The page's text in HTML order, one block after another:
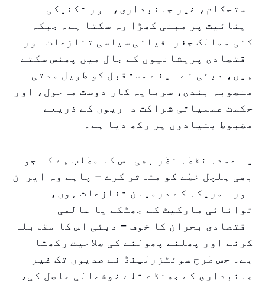
استحکام، غیر جانبداری، اور تکنیکی
اپنائیت پر مبنی کھڑا رہ سکتا ہے۔ جبکہ
کئی ممالک جغرافیائی سیاسی تنازعات اور
اقتصادی پریشانیوں کے جال میں پھنس سکتے
ہیں، دبئی نے اپنے مستقبل کو طویل مدتی
منصوبہ بندی، سرمایہ کار دوست ماحول، اور
حکمت عملیاتی شراکت داریوں کے ذریعے
مضبوط بنيادوں پر رکھ دیا ہے۔
یہ عمدہ نقطہ نظر بھی اس کا مطلب ہے کہ جو
بھی ہلچل خطے کو متاثر کرے – چاہے وہ ایران
اور امریکہ کے درمیان تنازعات ہوں،
توانائی مارکیٹ کے جھٹکے یا عالمی
اقتصادی بحران کا خوف – دبئی اس کا مقابلہ
کرنے اور پھلنے پھولنے کی صلاحیت رکھتا
ہے۔ جس طرح سوئٹزرلینڈ نے صدیوں تک غیر
جانبداری کے جھنڈے تلے خوشحالی حاصل کی،